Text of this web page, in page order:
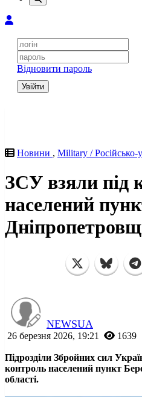
Відновити пароль
Увійти
Новини , Military / Російсько-
ЗСУ взяли під
населений
NEWSUA
26 березня 2026, 19:21 1639
Підрозділи Збройних сил
контроль населений пункт
області.